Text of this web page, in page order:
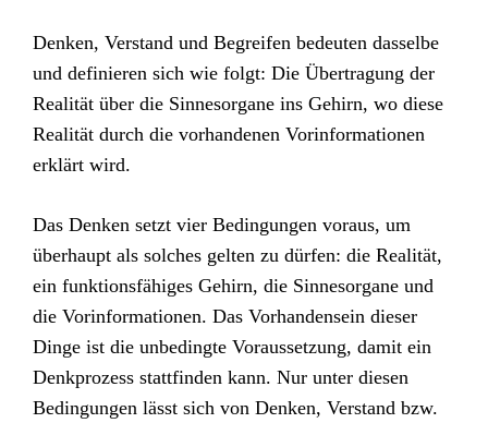
Denken, Verstand und Begreifen bedeuten dasselbe
und definieren sich wie folgt: Die Übertragung der
Realität über die Sinnesorgane ins Gehirn, wo diese
Realität durch die vorhandenen Vorinformationen
erklärt wird.
Das Denken setzt vier Bedingungen voraus, um
überhaupt als solches gelten zu dürfen: die Realität,
ein funktionsfähiges Gehirn, die Sinnesorgane und
die Vorinformationen. Das Vorhandensein dieser
Dinge ist die unbedingte Voraussetzung, damit ein
Denkprozess stattfinden kann. Nur unter diesen
Bedingungen lässt sich von Denken, Verstand bzw.